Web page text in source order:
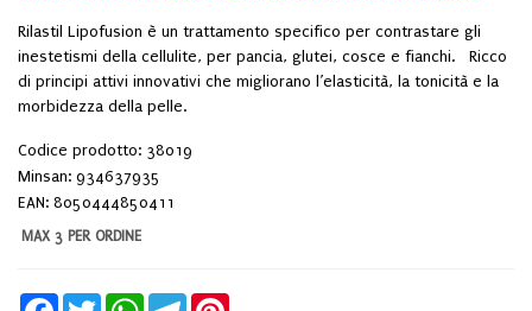
Rilastil Lipofusion è un trattamento specifico per contrastare gli
inestetismi della cellulite, per pancia, glutei, cosce e fianchi. Ricco
di principi attivi innovativi che migliorano l’elasticità, la tonicità e la
morbidezza della pelle.
Codice prodotto: 38019
Minsan: 934637935
EAN: 8050444850411
MAX 3 PER ORDINE
FacebookTwitter WhatsAppTelegram